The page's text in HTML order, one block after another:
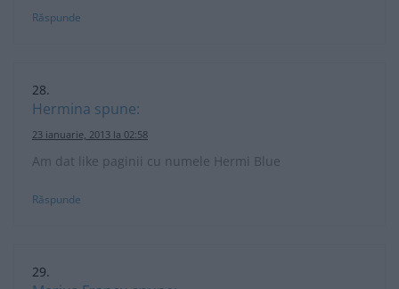
Răspunde
Hermina spune:
23 ianuarie, 2013 la 02:58
Am dat like paginii cu numele Hermi Blue
Răspunde